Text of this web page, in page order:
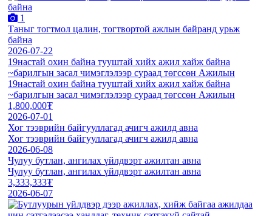
1
Таныг тогтмол цалин, тогтвортой ажлын байранд урьж
байна
2026-07-22
19настай охин байна тууштай хийх ажил хайж байна
~барилгын засал чимэглэлээр сураад төгссөн Ажилын
19настай охин байна тууштай хийх ажил хайж байна
~барилгын засал чимэглэлээр сураад төгссөн Ажилын
1,800,000₮
2026-07-01
Хог тээврийн байгууллагад ачигч ажилд авна
Хог тээврийн байгууллагад ачигч ажилд авна
2026-06-08
Чулуу бутлан, ангилах үйлдвэрт ажилтан авна
Чулуу бутлан, ангилах үйлдвэрт ажилтан авна
3,333,333₮
2026-06-07